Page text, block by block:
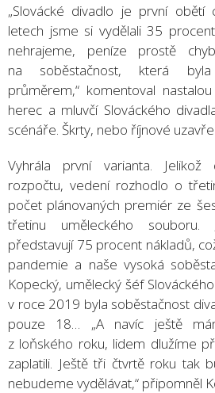
„Slovácké divadlo je první obětí
letech jsme si vydělali 35
nehrajeme, peníze prostě
na soběstačnost, která
průměrem,“ komentoval
herec a mluvčí Slováckého
scénáře. Škrty, nebo říjnové
Vyhrála první varianta.
rozpočtu, vedení rozhodlo o
počet plánovaných premiér ze
třetinu uměleckého souboru.
představují 75 procent nákladů,
pandemie a naše vysoká
Kopecký, umělecký šéf
v roce 2019 byla soběstačnost
pouze 18… „A navíc ještě
z loňského roku, lidem dlužíme
zaplatili. Ještě tři čtvrtě roku tak
nebudeme vydělávat,“ připomněl